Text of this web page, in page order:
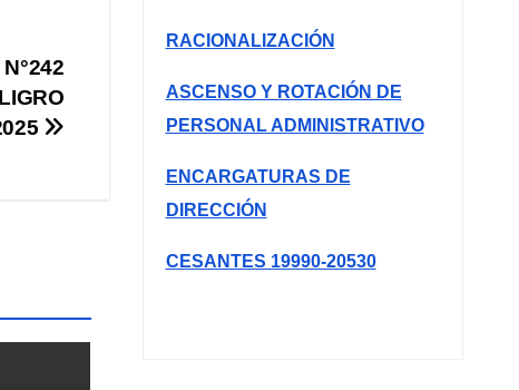
RACIONALIZACIÓN
ASCENSO Y ROTACIÓN DE
PERSONAL ADMINISTRATIVO
ENCARGATURAS DE
DIRECCIÓN
CESANTES 19990-20530